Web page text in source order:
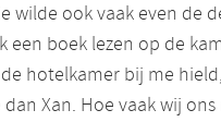
wilde ook vaak even de
een boek lezen op de
hotelkamer bij me
Xan. Hoe vaak wij